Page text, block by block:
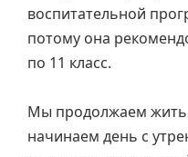
воспитательной
потому она
по 11 класс.
Мы продолжаем жить
начинаем день с